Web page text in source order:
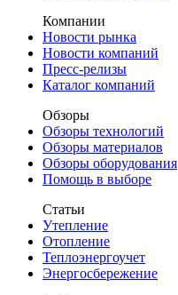
Компании
Новости рынка
Новости компаний
Пресс-релизы
Каталог компаний
Обзоры
Обзоры технологий
Обзоры материалов
Обзоры оборудования
Помощь в выборе
Статьи
Утепление
Отопление
Теплоэнергоучет
Энергосбережение